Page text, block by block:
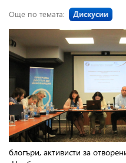
Още по темата: Дискусии
блогъри, активисти за